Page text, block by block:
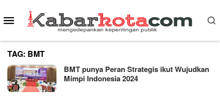
to
Mobile
TAG: BMT
BMT punya Peran Strategis ikut Wujudkan
Mimpi Indonesia 2024